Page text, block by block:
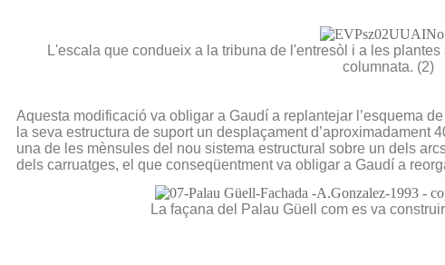
L'escala que condueix a la tribuna de l'entresòl i a les
columnata. (2)
Aquesta modificació va obligar a Gaudí a replantejar l’esquema
la seva estructura de suport un desplaçament
una de les mènsules del nou sistema estructural sobre un dels
dels carruatges, el que conseqüentment va obligar a Gaudí a
La façana del Palau Güell com es va